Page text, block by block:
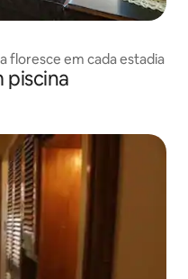
floresce em cada estadia
piscina